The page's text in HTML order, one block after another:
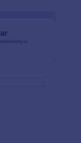
Ihrem
laden
für